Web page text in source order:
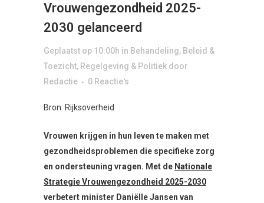
Vrouwengezondheid 2025-
2030 gelanceerd
Geplaatst op 10:00h in Behandeling, Beleid &
Toezicht, Regelgeving & Politiek door
Redactie
0 Reactie's
Bron: Rijksoverheid
Vrouwen krijgen in hun leven te maken met
gezondheidsproblemen die specifieke zorg
en ondersteuning vragen. Met de Nationale
Strategie Vrouwengezondheid 2025-2030
verbetert minister Daniëlle Jansen van